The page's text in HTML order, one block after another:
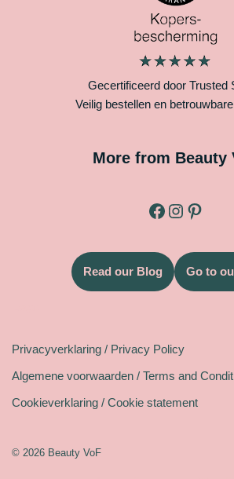
Gecertificeerd door Trusted
Veilig bestellen en
More from Beauty
Read our Blog Go to
Privacyverklaring / Privacy Policy
Algemene voorwaarden / Terms and
Cookieverklaring / Cookie statement
© 2026 Beauty VoF